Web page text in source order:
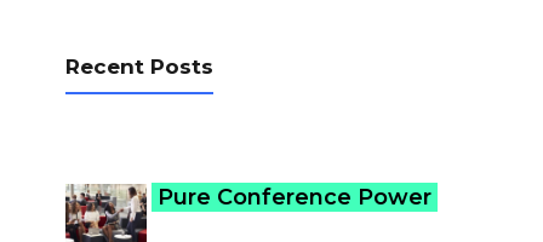
Recent Posts
Pure Conference Power